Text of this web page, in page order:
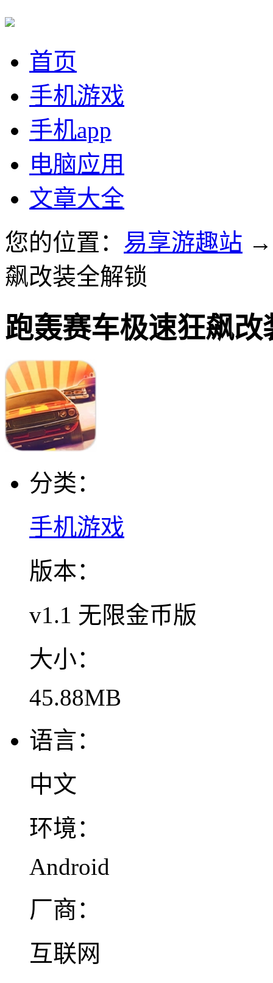
首页
手机游戏
手机app
电脑应用
文章大全
您的位置： 易享游趣站
飙改装全解锁
跑轰赛车极速狂飙改
分类：
手机游戏
版本：
v1.1 无限金币版
大小：
45.88MB
语言：
中文
环境：
Android
厂商：
互联网